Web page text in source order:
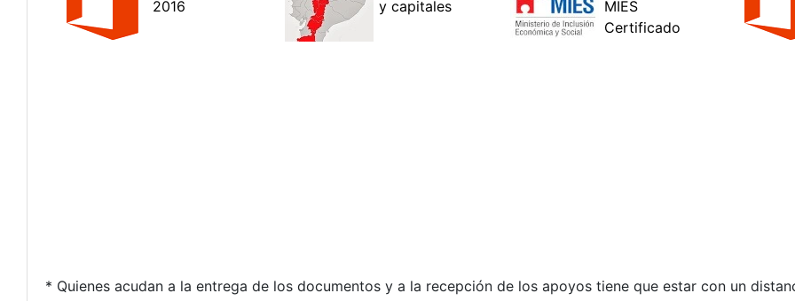
* Quienes acudan a la entrega de los documentos y a la recepción de los apoyos tiene que estar con un